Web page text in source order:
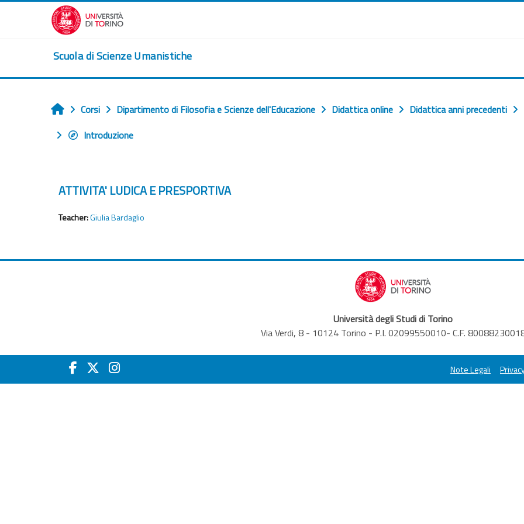
Vai al contenuto principale
Scuola di Scienze Umanistiche
Home
Corsi Dipartimento di Filosofia e Scienze dell'Educazione Didattica online Didattica anni precedenti
Introduzione
ATTIVITA' LUDICA E PRESPORTIVA
Teacher:Giulia Bardaglio
Università degli Studi di Torino
Via Verdi, 8 - 10124 Torino - P.I. 02099550010- C.F.
Note Legali